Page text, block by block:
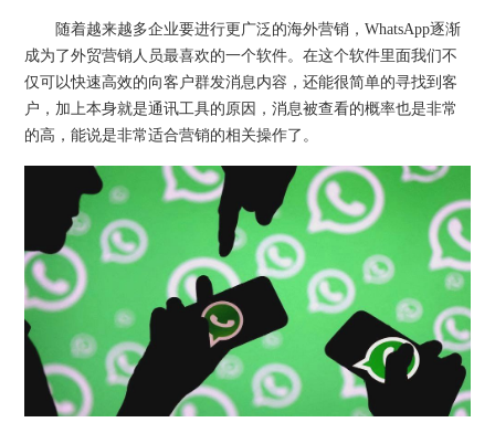
随着越来越多企业要进行更广泛的海外营销，WhatsApp逐渐
成为了外贸营销人员最喜欢的一个软件。在这个软件里面我们不
仅可以快速高效的向客户群发消息内容，还能很简单的寻找到客
户，加上本身就是通讯工具的原因，消息被查看的概率也是非常
的高，能说是非常适合营销的相关操作了。